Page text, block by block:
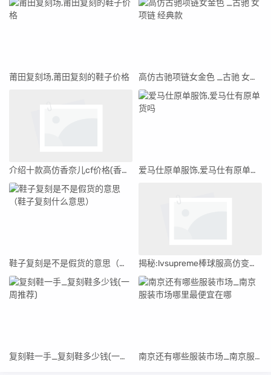
莆田复刻场,莆田复刻的鞋子价格 高仿古驰项链女金色 _古驰 女项链 经典款
介绍十款高仿香奈儿cf价格(香奈儿woc系列官网价格) 爱马仕原单服饰,爱马仕有原单货吗
鞋子复刻是不是假货的意思（鞋子复刻什么意思） 揭秘:lvsupreme棒球服高仿变微商“海淘正品”
复刻鞋一手_复刻鞋多少钱(一周推荐) 南京还有哪些服装市场_南京服装市场哪里最便宜在哪